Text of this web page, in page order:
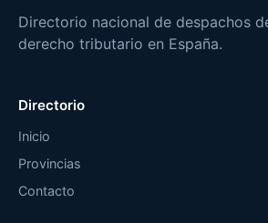
Directorio nacional de despachos
derecho tributario en España.
Directorio
Inicio
Provincias
Contacto